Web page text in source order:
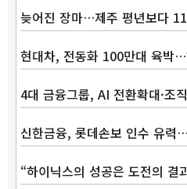
늦어진 장마…제주 평년보다
현대차, 전동화 100만대 육박
4대 금융그룹, AI 전환확대·조
신한금융, 롯데손보 인수 유
“하이닉스의 성공은 도전의